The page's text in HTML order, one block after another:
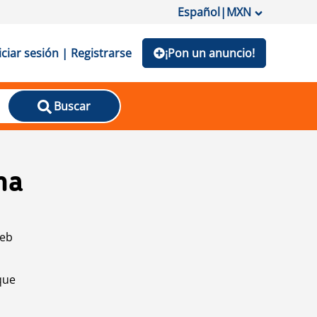
Español|MXN
sesión | Registrarse ¡Pon un anuncio!
Buscar